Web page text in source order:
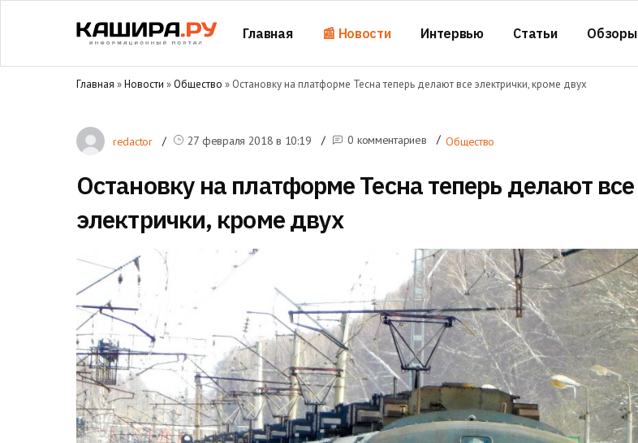
Главная 📰 Новости Интервью Статьи Обзоры
Главная »Новости »Общество » Остановку на платформе Тесна теперь делают все электрички, кроме двух
redactor 27 февраля 2018 в 10:19 0 комментариев Общество
Остановку на платформе Тесна теперь делают все
электрички, кроме двух